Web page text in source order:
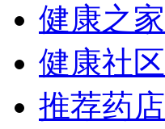
健康之家
健康社区
推荐药店